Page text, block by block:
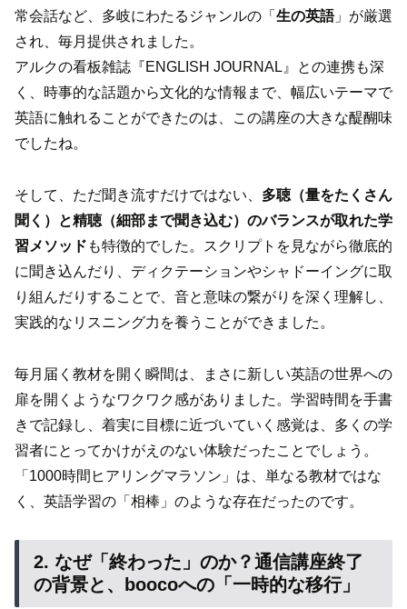
常会話など、多岐にわたるジャンルの「 生の英語」が厳選
され、毎月提供されました。
アルクの看板雑誌『ENGLISH JOURNAL』との連携も深
く、時事的な話題から文化的な情報まで、幅広いテーマで
英語に触れることができたのは、この講座の大きな醍醐味
でしたね。
そして、ただ聞き流すだけではない、 多聴（量をたくさん
聞く）と精聴（細部まで聞き込む）のバランスが取れた学
習メソッド も特徴的でした。スクリプトを見ながら徹底的
に聞き込んだり、ディクテーションやシャドーイングに取
り組んだりすることで、音と意味の繋がりを深く理解し、
実践的なリスニング力を養うことができました。
毎月届く教材を開く瞬間は、まさに新しい英語の世界への
扉を開くようなワクワク感がありました。学習時間を手書
きで記録し、着実に目標に近づいていく感覚は、多くの学
習者にとってかけがえのない体験だったことでしょう。
「1000時間ヒアリングマラソン」は、単なる教材ではな
く、英語学習の「相棒」のような存在だったのです。
2. なぜ「終わった」のか？通信講座終了
の背景と、boocoへの「一時的な移行」